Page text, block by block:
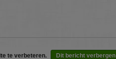
te verbeteren. Dit bericht verbergen